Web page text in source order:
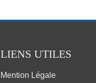
LIENS UTILES
Mention Légale